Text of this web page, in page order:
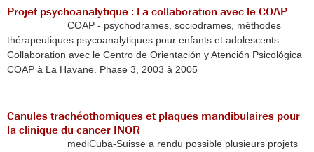
Projet psychoanalytique : La collaboration avec le COAP
COAP - psychodrames, sociodrames, méthodes
thérapeutiques psycoanalytiques pour enfants et adolescents.
Collaboration avec le Centro de Orientación y Atención Psicológica
COAP à La Havane. Phase 3, 2003 à 2005
Canules trachéothomiques et plaques mandibulaires pour
la clinique du cancer INOR
mediCuba-Suisse a rendu possible plusieurs projets